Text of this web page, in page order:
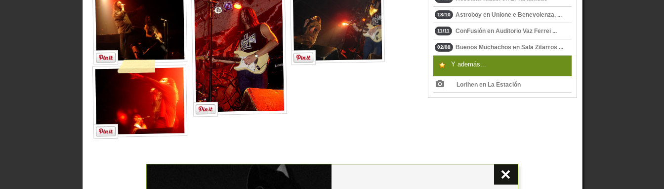
18/10 Astroboy en Unione e Benevolenza, ...
11/11 ConFusión en Auditorio Vaz Ferrei ...
02/08 Buenos Muchachos en Sala Zitarros ...
Y además...
Lorihen en La Estación